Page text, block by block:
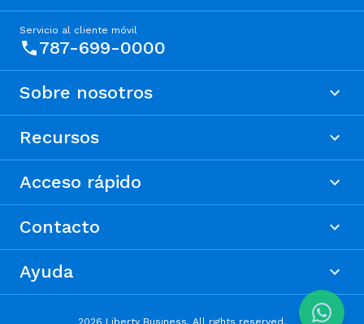
Sobre nosotros
Recursos
Acceso rápido
Contacto
Ayuda
Servicio al cliente móvil
787-699-0000